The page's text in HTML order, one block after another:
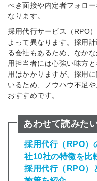
べき面接や内定者フォロ
なります。
採用代行サービス（RPO
よって異なります。採用
る会社もあるため、なか
用担当者には心強い味方
用はかかりますが、採用
いるため、ノウハウ不足
おすすめです。
あわせて読みた
採用代行（RPO）
社10社の特徴を比
採用代行（RPO）